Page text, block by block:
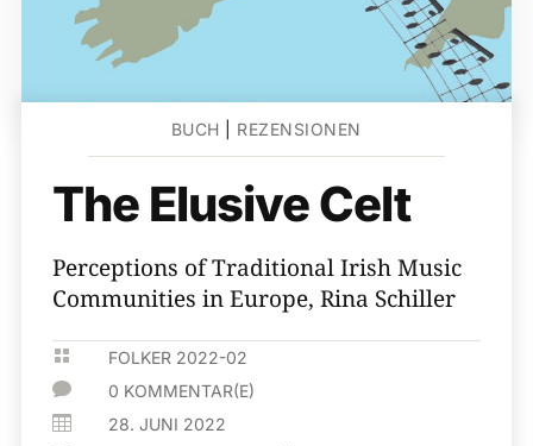
BUCH REZENSIONEN
The Elusive Celt
Perceptions of Traditional Irish Music
Communities in Europe, Rina Schiller
 FOLKER 2022-02
 0 KOMMENTAR(E)
 28. JUNI 2022